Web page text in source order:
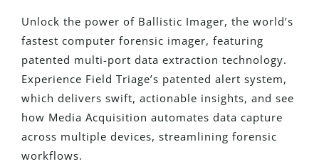
Unlock the power of Ballistic Imager, the world’s
fastest computer forensic imager, featuring
patented multi-port data extraction technology.
Experience Field Triage’s patented alert system,
which delivers swift, actionable insights, and see
how Media Acquisition automates data capture
across multiple devices, streamlining forensic
workflows.